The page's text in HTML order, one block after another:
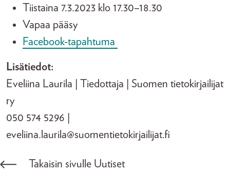
Tiistaina 7.3.2023 klo 17.30–18.30
Vapaa pääsy
Facebook-tapahtuma
Lisätiedot:
Eveliina Laurila | Tiedottaja | Suomen tietokirjailijat
ry
050 574 5296 |
eveliina.laurila@suomentietokirjailijat.fi
Takaisin sivulle Uutiset